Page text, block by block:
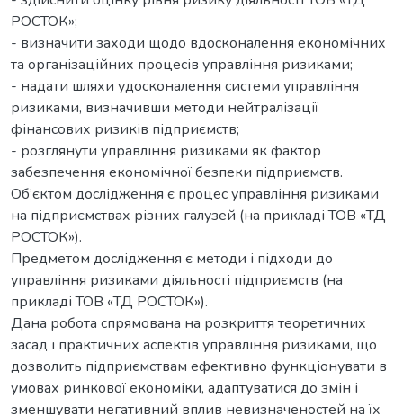
РОСТОК»;
- визначити заходи щодо вдосконалення економічних
та організаційних процесів управління ризиками;
- надати шляхи удосконалення системи управління
ризиками, визначивши методи нейтралізації
фінансових ризиків підприємств;
- розглянути управління ризиками як фактор
забезпечення економічної безпеки підприємств.
Об’єктом дослідження є процес управління ризиками
на підприємствах різних галузей (на прикладі ТОВ «ТД
РОСТОК»).
Предметом дослідження є методи і підходи до
управління ризиками діяльності підприємств (на
прикладі ТОВ «ТД РОСТОК»).
Дана робота спрямована на розкриття теоретичних
засад і практичних аспектів управління ризиками, що
дозволить підприємствам ефективно функціонувати в
умовах ринкової економіки, адаптуватися до змін і
зменшувати негативний вплив невизначеностей на їх